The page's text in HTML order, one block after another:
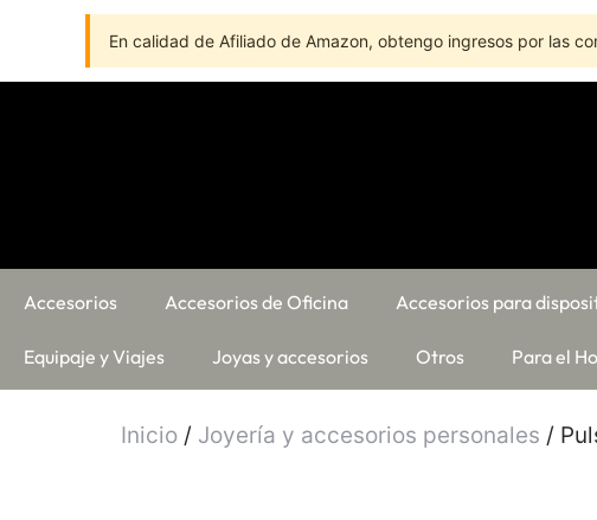
En calidad de Afiliado de Amazon, obtengo ingresos por las
Accesorios Accesorios de Oficina Accesorios para
Equipaje y Viajes Joyas y accesorios Otros Para el
Inicio / Joyería y accesorios personales /